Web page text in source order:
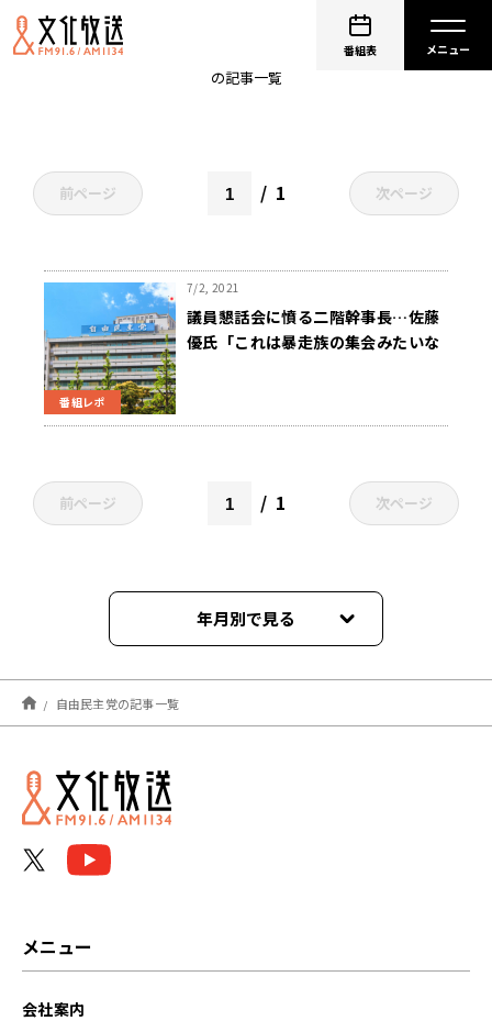
番組表
の記事一覧
前ページ 1 次ページ
番組レポ
7/2, 2021
議員懇話会に憤る二階幹事長…佐藤
優氏「これは暴走族の集会みたいな
前ページ 1 次ページ
年月別で見る
2021年07月
自由民主党の記事一覧
メニュー
会社案内